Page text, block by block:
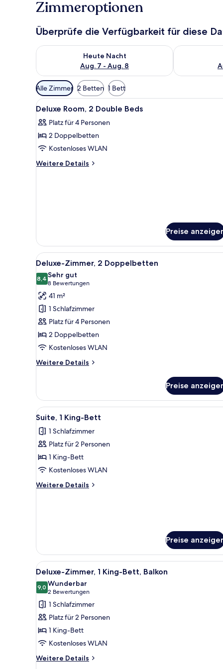
Zimmeroptionen
Überprüfe die Verfügbarkeit für diese
Heute Nacht
Aug. 7 - Aug. 8
Überprüfe die Verfügbarkeit für heute Nacht, Aug. 7
Überprüfe
Verfügbare
Filter
für
Alle Zimmer 2 Betten 1 Bett
Alle
Fotos
für
Deluxe
Room,
2
Ein Hotelzimmer mit zwei
11
Deluxe Room, 2 Double Beds
Platz für 4 Personen
2 Doppelbetten
Kostenloses WLAN
Weitere Details
Weitere
Preise
Alle
Fotos
für
Deluxe-
Zimmer,
2 Doppelbetten
anzeigen
Ein Hotelzimmer mit einem
6
Deluxe-Zimmer, 2 Doppelbetten
8,48,4 von 10
Sehr gut
8 Bewertungen
(8
Bewertungen)
41 m²
1 Schlafzimmer
Platz für 4 Personen
2 Doppelbetten
Kostenloses WLAN
Weitere Details
Weitere
Zimmer,
2 Doppelbetten
Preise
Alle
Fotos
für
Suite,
1 King-
Bett
anzeigen
Ein Schlafzimmer mit einem
6
Suite, 1 King-Bett
1 Schlafzimmer
Platz für 2 Personen
1 King-Bett
Kostenloses WLAN
Weitere Details
Weitere
Preise
Alle
Fotos
für
Deluxe-
Zimmer,
1 King-
Bett,
Balkon
anzeigen
Ein modernes Hotelzimmer
5
Deluxe-Zimmer, 1 King-Bett, Balkon
9,09,0 von 10
Wunderbar
2 Bewertungen
(2
Bewertungen)
1 Schlafzimmer
Platz für 2 Personen
1 King-Bett
Kostenloses WLAN
Weitere Details
Weitere